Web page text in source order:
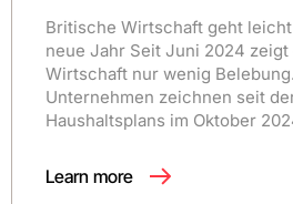
Britische Wirtschaft geht
neue Jahr Seit Juni 2024
Wirtschaft nur wenig
Unternehmen zeichnen seit
Haushaltsplans im Oktober
Learn more